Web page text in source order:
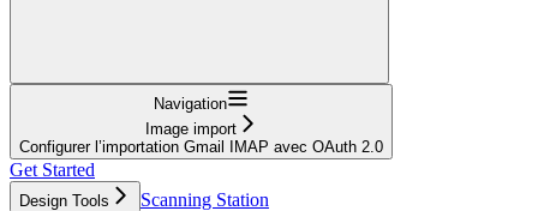
Navigation
Image import
Configurer l’importation Gmail IMAP avec OAuth 2.0
Get Started
Design Tools
Scanning Station